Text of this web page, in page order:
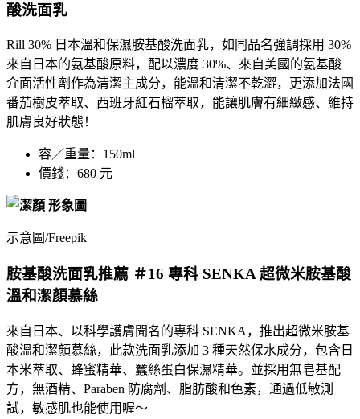
酸洗面乳
Rill 30% 日本溫和保濕胺基酸洗面乳，如同品名強調採用 30%
來自日本的氨基酸原料，配以濃度 30%、來自美國的氨基酸
介面活性劑作為清潔主成分，能溫和清潔不乾澀，更添加法國
番茄樹皮萃取、西班牙紅石榴萃取，能讓肌膚有細緻感、維持
肌膚良好狀態！
容／重量：150ml
價錢：680 元
示意圖/Freepik
胺基酸洗面乳推薦 ＃16 專科 SENKA 超微米胺基酸
溫和潔顏慕絲
來自日本、以科學護膚聞名的專科 SENKA，推出超微米胺基
酸溫和潔顏慕絲，此款洗面乳添加 3 種天然保水成分，包含日
本米萃取、蜂蜜精華、蠶絲蛋白保濕精華。並採用無皂基配
方，無酒精、Paraben 防腐劑、脂肪酸和色素，通過低敏測
試，敏感肌也能使用喔～